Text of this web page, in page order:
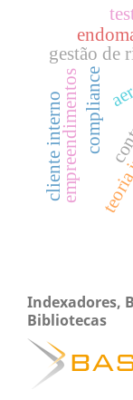
gestão de
compliance
empreendimentos
cliente interno
Indexadores,
Bibliotecas